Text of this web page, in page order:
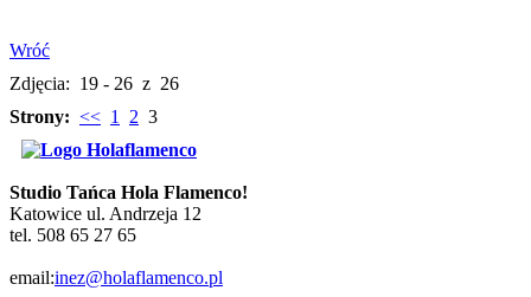
Wróć
Zdjęcia: 19 - 26 z 26
Strony: << 1 2 3
Studio Tańca Hola Flamenco!
Katowice ul. Andrzeja 12
tel. 508 65 27 65
email:inez@holaflamenco.pl